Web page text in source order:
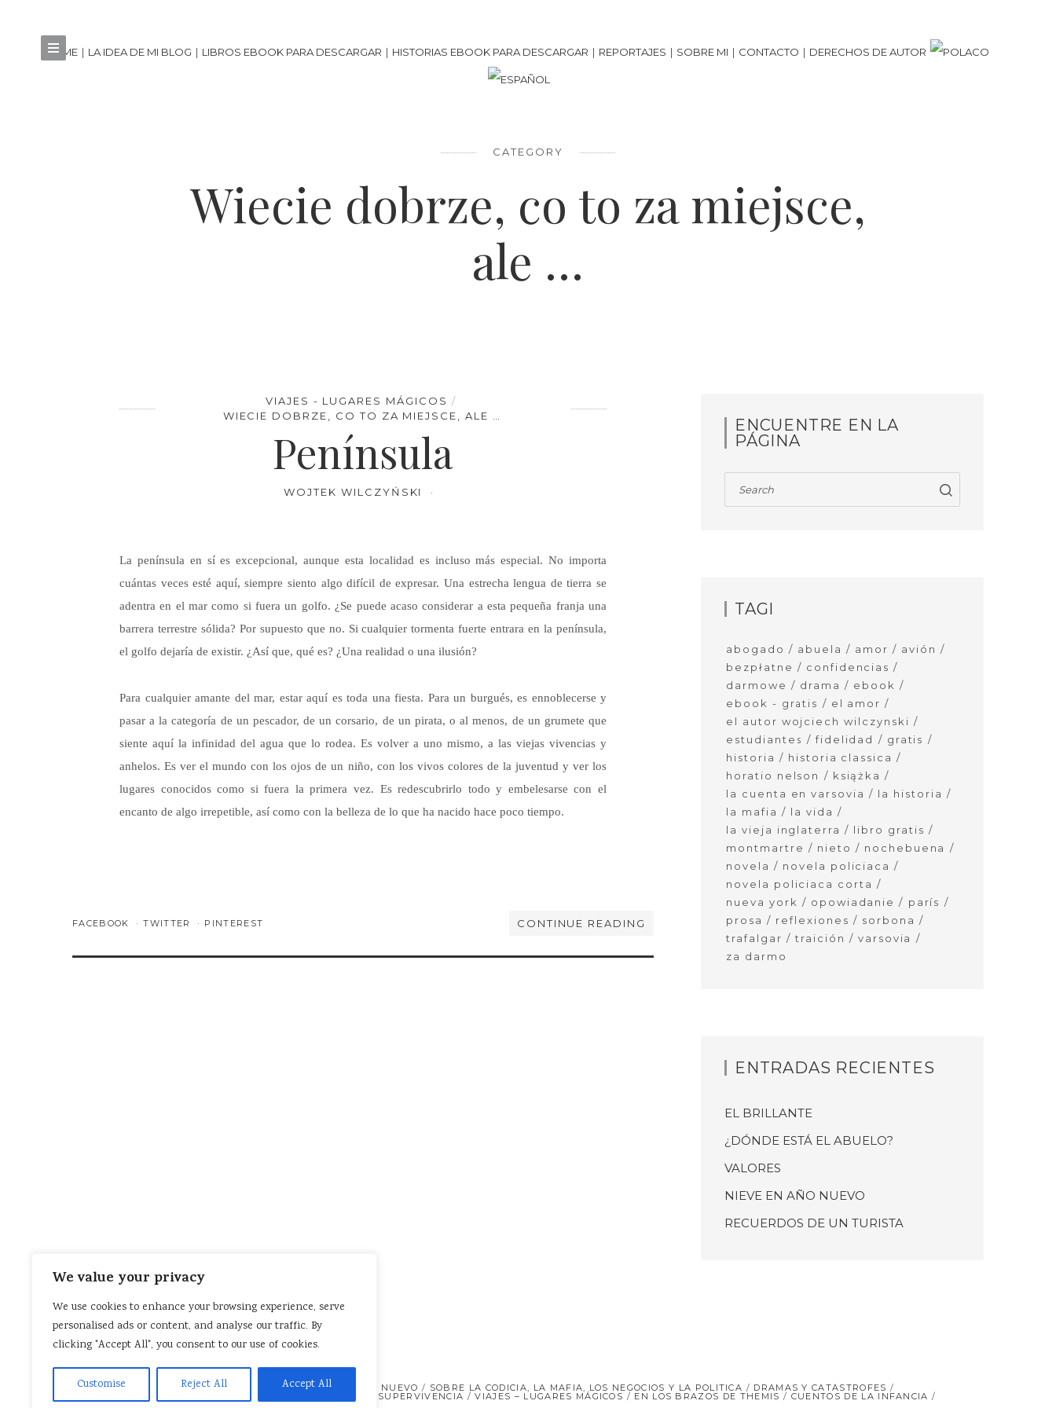
We value your privacy
We use cookies to enhance your browsing experience, serve
personalised ads or content, and analyse our traffic. By
clicking "Accept All", you consent to our use of cookies.
Customise Reject All Accept All
HOME LA IDEA DE MI BLOG LIBROS EBOOK PARA DESCARGAR HISTORIAS EBOOK PARA DESCARGAR REPORTAJES SOBRE MI CONTACTO DERECHOS DE AUTOR
CATEGORY
Wiecie dobrze, co to za miejsce,
ale …
VIAJES - LUGARES MÁGICOS
WIECIE DOBRZE, CO TO ZA MIEJSCE, ALE …
Península
WOJTEK WILCZYŃSKI
La península en sí es excepcional, aunque esta localidad es incluso más especial. No importa
cuántas veces esté aquí, siempre siento algo difícil de expresar. Una estrecha lengua de tierra se
adentra en el mar como si fuera un golfo. ¿Se puede acaso considerar a esta pequeña franja una
barrera terrestre sólida? Por supuesto que no. Si cualquier tormenta fuerte entrara en la península,
el golfo dejaría de existir. ¿Así que, qué es? ¿Una realidad o una ilusión?
Para cualquier amante del mar, estar aquí es toda una fiesta. Para un burgués, es ennoblecerse y
pasar a la categoría de un pescador, de un corsario, de un pirata, o al menos, de un grumete que
siente aquí la infinidad del agua que lo rodea. Es volver a uno mismo, a las viejas vivencias y
anhelos. Es ver el mundo con los ojos de un niño, con los vivos colores de la juventud y ver los
lugares conocidos como si fuera la primera vez. Es redescubrirlo todo y embelesarse con el
encanto de algo irrepetible, así como con la belleza de lo que ha nacido hace poco tiempo.
CONTINUE READING
FACEBOOK TWITTER PINTEREST
ENCUENTRE EN LA
PÁGINA
TAGI
abogado abuela amor
avión
bezpłatne
confidencias
darmowe
drama
ebook
ebook - gratis
el amor
el autor wojciech wilczynski
estudiantes
fidelidad
gratis
historia
historia classica
horatio nelson
książka
la cuenta en varsovia
la historia
la mafia
la vida
la vieja inglaterra
libro gratis
montmartre
nieto
nochebuena
novela
novela policiaca
novela policiaca corta
nueva york
opowiadanie
parís
prosa
reflexiones
sorbona
trafalgar
traición
varsovia
za darmo
ENTRADAS RECIENTES
EL BRILLANTE
¿DÓNDE ESTÁ EL ABUELO?
VALORES
NIEVE EN AÑO NUEVO
RECUERDOS DE UN TURISTA
SOBRE EL AMOR Y LA TRAICIÓN EN NOCHEBUENA Y AÑO NUEVO SOBRE LA CODICIA, LA MAFIA, LOS NEGOCIOS Y LA POLÍTICA DRAMAS Y CATÁSTROFES
SOBRE LA FE Y LA SUPERVIVENCIA VIAJES – LUGARES MÁGICOS EN LOS BRAZOS DE THEMIS CUENTOS DE LA INFANCIA
REFLEXIONES PROSA Y PROSA POÉTICA